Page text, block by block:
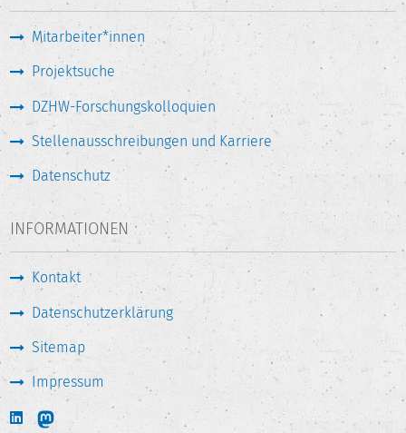
Mitarbeiter*innen
Projektsuche
DZHW-Forschungskolloquien
Stellenausschreibungen und Karriere
Datenschutz
INFORMATIONEN
Kontakt
Datenschutzerklärung
Sitemap
Impressum